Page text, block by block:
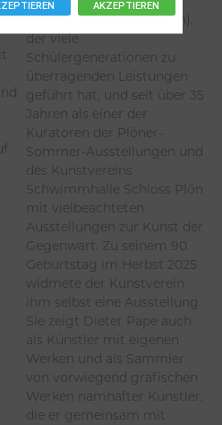
Gymnasium Schloss Plön),
der viele
Schülergenerationen zu
überragenden Leistungen
geführt hat, und seit über 35
Jahren als einer der
Kuratoren der Plöner-
Sommer-Ausstellungen und
des Kunstvereins
Schwimmhalle Schloss Plön
mit vielbeachteten
Ausstellungen zur Kunst der
Gegenwart. Zu seinem 90.
Geburtstag im Herbst 2025
widmete der Kunstverein
ihm selbst eine Ausstellung.
Sie zeigt Dieter Pape auch
als Künstler mit eigenen
Werken und als Sammler
von vorwiegend grafischen
Werken namhafter Künstler,
die er gemeinsam mit
AKZEPTIEREN